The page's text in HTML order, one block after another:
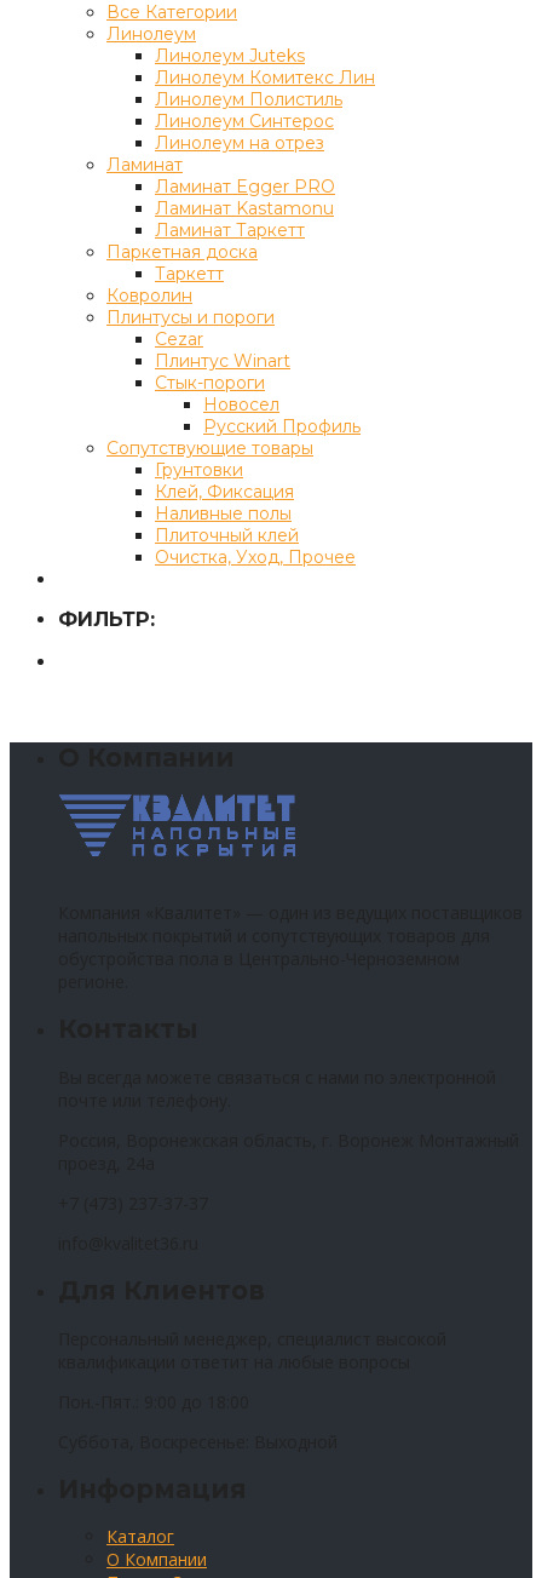
Все Категории
Линолеум
Линолеум Juteks
Линолеум Комитекс Лин
Линолеум Полистиль
Линолеум Синтерос
Линолеум на отрез
Ламинат
Ламинат Egger PRO
Ламинат Kastamonu
Ламинат Таркетт
Паркетная доска
Таркетт
Ковролин
Плинтусы и пороги
Cezar
Плинтус Winart
Стык-пороги
Новосел
Русский Профиль
Сопутствующие товары
Грунтовки
Клей, Фиксация
Наливные полы
Плиточный клей
Очистка, Уход, Прочее
ФИЛЬТР:
Каталог
О Компании